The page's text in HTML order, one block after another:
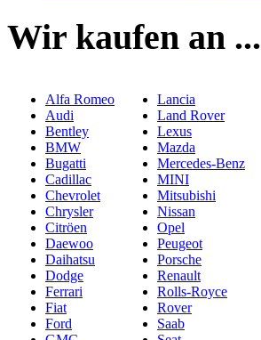
Wir kaufen an ...
Alfa Romeo
Audi
Bentley
BMW
Bugatti
Cadillac
Chevrolet
Chrysler
Citröen
Daewoo
Daihatsu
Dodge
Ferrari
Fiat
Ford
Lancia
Land Rover
Lexus
Mazda
Mercedes-Benz
MINI
Mitsubishi
Nissan
Opel
Peugeot
Porsche
Renault
Rolls-Royce
Rover
Saab